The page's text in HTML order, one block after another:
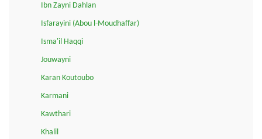
Ibn Zayni Dahlan
Isfarayini (Abou l-Moudhaffar)
Isma'il Haqqi
Jouwayni
Karan Koutoubo
Karmani
Kawthari
Khalil